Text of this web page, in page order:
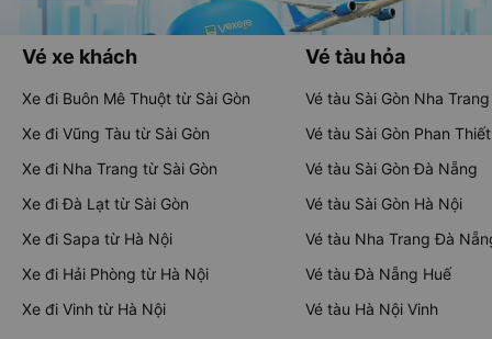
Vé xe khách
Xe đi Buôn Mê Thuột từ Sài Gòn
Xe đi Vũng Tàu từ Sài Gòn
Xe đi Nha Trang từ Sài Gòn
Xe đi Đà Lạt từ Sài Gòn
Xe đi Sapa từ Hà Nội
Xe đi Hải Phòng từ Hà Nội
Xe đi Vinh từ Hà Nội
Vé tàu hỏa
Vé tàu Sài Gòn Nha Trang
Vé tàu Sài Gòn Phan Thiết
Vé tàu Sài Gòn Đà Nẵng
Vé tàu Sài Gòn Hà Nội
Vé tàu Nha Trang Đà
Vé tàu Đà Nẵng Huế
Vé tàu Hà Nội Vinh